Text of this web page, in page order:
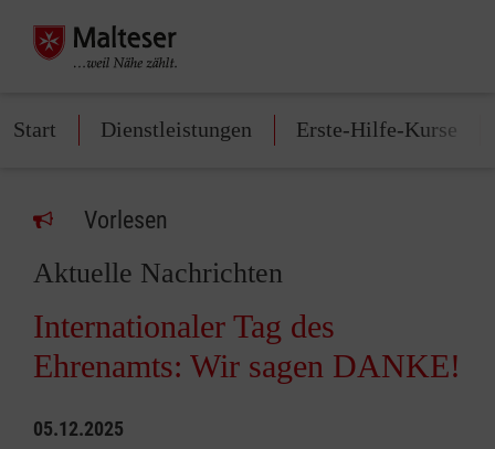
Start Dienstleistungen Erste-Hilfe-Kurse
Vorlesen
Aktuelle Nachrichten
Internationaler Tag des
Ehrenamts: Wir sagen DANKE!
05.12.2025